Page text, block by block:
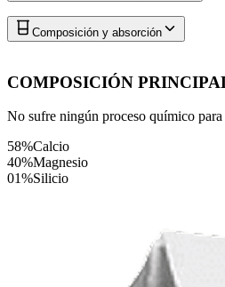
Composición y absorción
COMPOSICIÓN
No sufre ningún proceso químico para
58%Calcio
40%Magnesio
01%Silicio